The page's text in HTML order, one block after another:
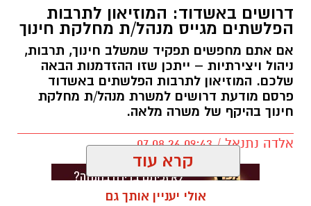
דרושים באשדוד: המוזיאון לתרבות
הפלשתים מגייס מנהל/ת מחלקת חינוך
אם אתם מחפשים תפקיד שמשלב חינוך, תרבות,
ניהול ויצירתיות – ייתכן שזו ההזדמנות הבאה
שלכם. המוזיאון לתרבות הפלשתים באשדוד
פרסם מודעת דרושים למשרת מנהל/ת מחלקת
חינוך בהיקף של משרה מלאה.
אלדה נתנאל / 09:43 07.08.26
קרא עוד
אולי יעניין אותך גם